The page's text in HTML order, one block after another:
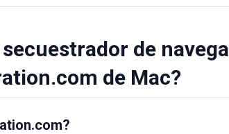
de
de Mac?